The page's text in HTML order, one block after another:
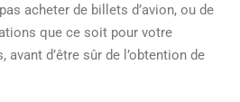
acheter de billets d’avion, ou de
que ce soit pour votre
avant d’être sûr de l’obtention de